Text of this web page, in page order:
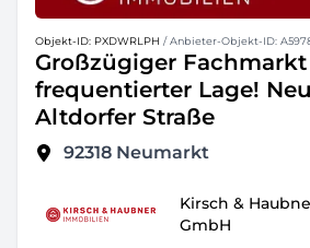
Objekt-ID: PXDWRLPH / Anbieter-Objekt-ID:
Großzügiger
frequentierter Lage!
Altdorfer Straße
92318 Neumarkt
Kirsch &
GmbH